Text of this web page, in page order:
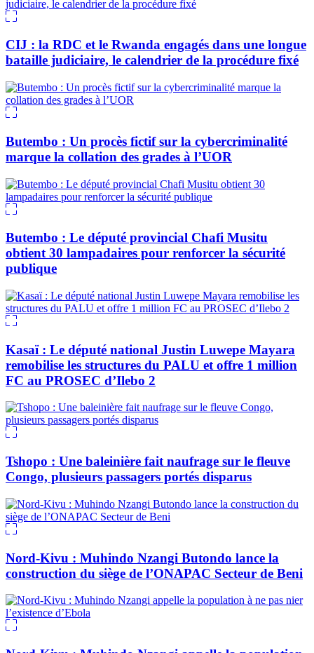
CIJ : la RDC et le Rwanda engagés dans une longue
bataille judiciaire, le calendrier de la procédure fixé
Butembo : Un procès fictif sur la cybercriminalité
marque la collation des grades à l’UOR
Butembo : Le député provincial Chafi Musitu
obtient 30 lampadaires pour renforcer la sécurité
publique
Kasaï : Le député national Justin Luwepe Mayara
remobilise les structures du PALU et offre 1 million
FC au PROSEC d’Ilebo 2
Tshopo : Une baleinière fait naufrage sur le fleuve
Congo, plusieurs passagers portés disparus
Nord-Kivu : Muhindo Nzangi Butondo lance la
construction du siège de l’ONAPAC Secteur de Beni